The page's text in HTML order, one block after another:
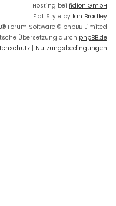
Hosting bei fidion GmbH
Flat Style by Ian Bradley
® Forum Software © phpBB Limited
Übersetzung durch phpBB.de
| Nutzungsbedingungen